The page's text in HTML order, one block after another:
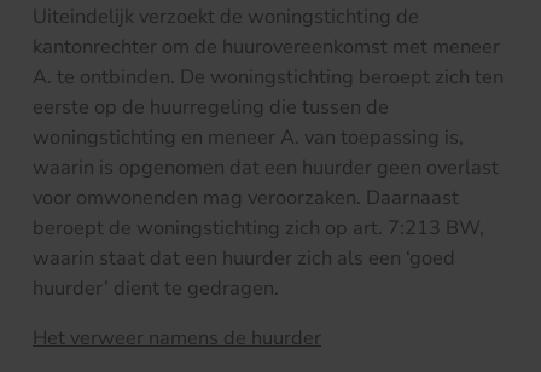
Uiteindelijk verzoekt de woningstichting de
kantonrechter om de huurovereenkomst met meneer
A. te ontbinden. De woningstichting beroept zich ten
eerste op de huurregeling die tussen de
woningstichting en meneer A. van toepassing is,
waarin is opgenomen dat een huurder geen overlast
voor omwonenden mag veroorzaken. Daarnaast
beroept de woningstichting zich op art. 7:213 BW,
waarin staat dat een huurder zich als een ‘goed
huurder’ dient te gedragen.
Het verweer namens de huurder